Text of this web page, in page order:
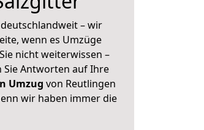
– wir
wenn es Umzüge
nicht weiterwissen –
Sie Antworten auf Ihre
Umzug von Reutlingen
wir haben immer die